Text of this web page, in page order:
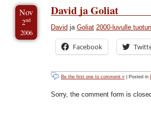
Nov
2nd
2006
David ja Goliat
David ja Goliat 2000-luvulle
Facebook
Be the first one to comment » | Posted in
Sorry, the comment form is